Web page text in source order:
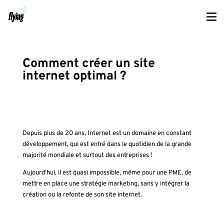
Comment créer un site
internet optimal ?
Depuis plus de 20 ans, Internet est un domaine en constant
développement, qui est entré dans le quotidien de la grande
majorité mondiale et surtout des entreprises !
Aujourd’hui, il est quasi impossible, même pour une PME, de
mettre en place une stratégie marketing, sans y intégrer la
création ou la refonte de son site internet.